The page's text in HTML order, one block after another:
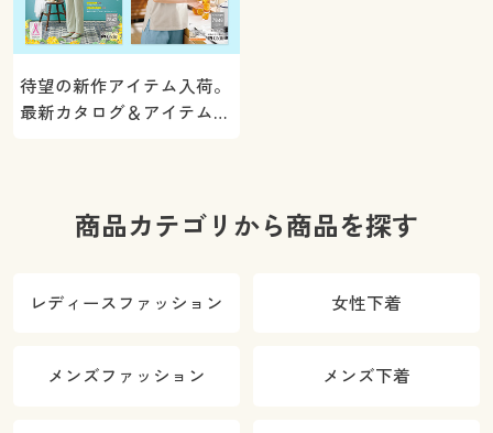
待望の新作アイテム入荷。
最新カタログ＆アイテムを
商品カテゴリから商品を探す
レディースファッション 女性下着
メンズファッション メンズ下着